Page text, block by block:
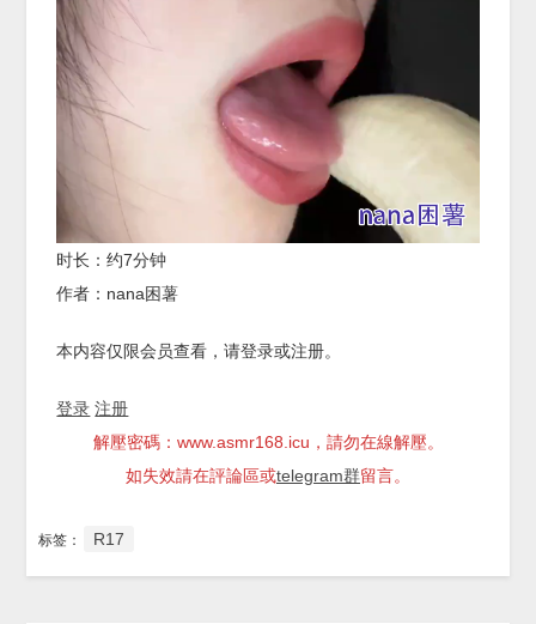
时长：约7分钟
作者：nana困薯
本内容仅限会员查看，请登录或注册。
登录 注册
解壓密碼：www.asmr168.icu，請勿在線解壓。
如失效請在評論區或telegram群留言。
标签： R17